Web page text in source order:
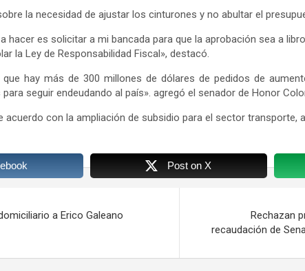
la necesidad de ajustar los cinturones y no abultar el
hacer es solicitar a mi bancada para que la aprobación sea a
la Ley de Responsabilidad Fiscal», destacó.
que hay más de 300 millones de dólares de pedidos de
seguir endeudando al país». agregó el senador de Honor
acuerdo con la ampliación de subsidio para el sector transporte,
Post on X
a Erico Galeano
Rechazan
recaudación de